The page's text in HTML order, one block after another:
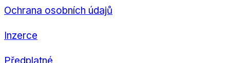
Ochrana osobních údajů
Inzerce
Předplatné